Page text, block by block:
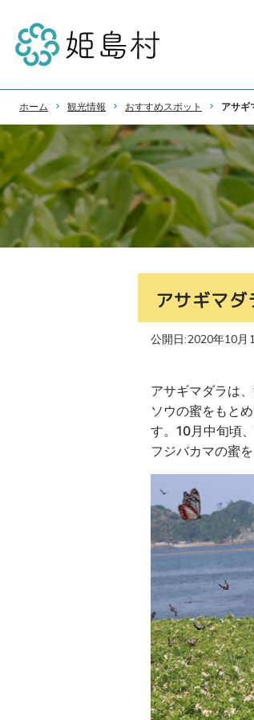
ホーム 観光情報 おすすめスポット アサギ
アサギマダ
公開日:2020年10月
アサギマダラは
ソウの蜜をもと
す。10月中旬頃
フジバカマの蜜